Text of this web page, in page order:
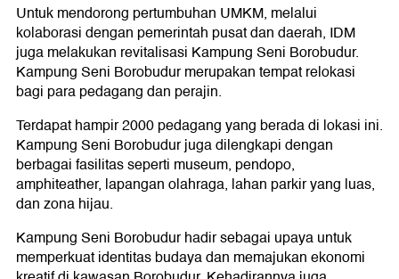
Untuk mendorong pertumbuhan UMKM, melalui
kolaborasi dengan pemerintah pusat dan daerah, IDM
juga melakukan revitalisasi Kampung Seni Borobudur.
Kampung Seni Borobudur merupakan tempat relokasi
bagi para pedagang dan perajin.
Terdapat hampir 2000 pedagang yang berada di lokasi ini.
Kampung Seni Borobudur juga dilengkapi dengan
berbagai fasilitas seperti museum, pendopo,
amphiteather, lapangan olahraga, lahan parkir yang luas,
dan zona hijau.
Kampung Seni Borobudur hadir sebagai upaya untuk
memperkuat identitas budaya dan memajukan ekonomi